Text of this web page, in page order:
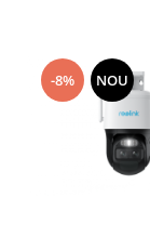
-8% NOU